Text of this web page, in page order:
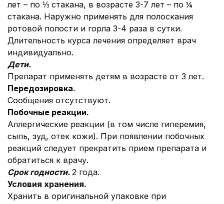
лет – по ⅓ стакана, в возрасте 3-7 лет – по ¼
стакана. Наружно применять для полоскания
ротовой полости и горла 3-4 раза в сутки.
Длительность курса лечения определяет врач
индивидуально.
Дети.
Препарат применять детям в возрасте от 3 лет.
Передозировка.
Сообщения отсутствуют.
Побочные реакции.
Аллергические реакции (в том числе гиперемия,
сыпь, зуд, отек кожи). При появлении побочных
реакций следует прекратить прием препарата и
обратиться к врачу.
Срок годности. 2 года.
Условия хранения.
Хранить в оригинальной упаковке при